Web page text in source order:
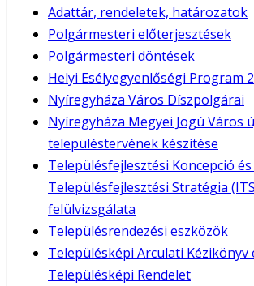
Adattár, rendeletek, határozatok
Polgármesteri előterjesztések
Polgármesteri döntések
Helyi Esélyegyenlőségi Program
Nyíregyháza Város Díszpolgárai
Nyíregyháza Megyei Jogú Város
településtervének készítése
Településfejlesztési Koncepció
Településfejlesztési Stratégia
felülvizsgálata
Településrendezési eszközök
Településképi Arculati Kézikönyv
Településképi Rendelet